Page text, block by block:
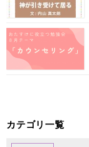
カテゴリ一覧